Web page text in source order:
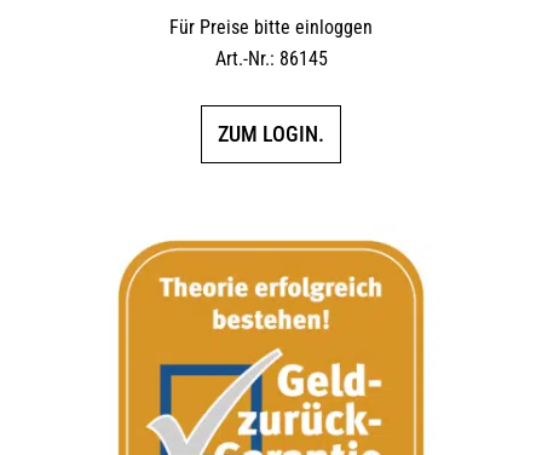
Für Preise bitte einloggen
Art.-Nr.: 86145
ZUM LOGIN.